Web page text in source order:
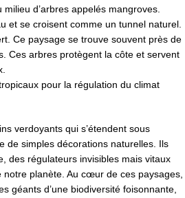
pour la régulation du climat
verdoyants qui s’étendent sous
de simples décorations naturelles. Ils
des régulateurs invisibles mais vitaux
notre planète. Au cœur de ces paysages,
géants d’une biodiversité foisonnante,